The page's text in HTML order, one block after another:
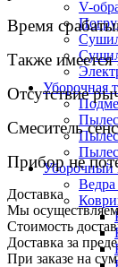
V-
Уборочная
Уборочный
Ведра
Время
Также
Отсутствие
Смеситель
Прибор не
Доставка
Мы
Стоимость
Доставка за
При заказе на